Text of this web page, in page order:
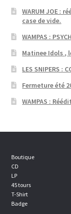
WARUM JOE :
case de vide.
WAMPAS :
Matinee Idols ,
LES SNIPERS :
Fermeture été
WAMPAS :
Boutique
CD
LP
45 tours
T-Shirt
Badge